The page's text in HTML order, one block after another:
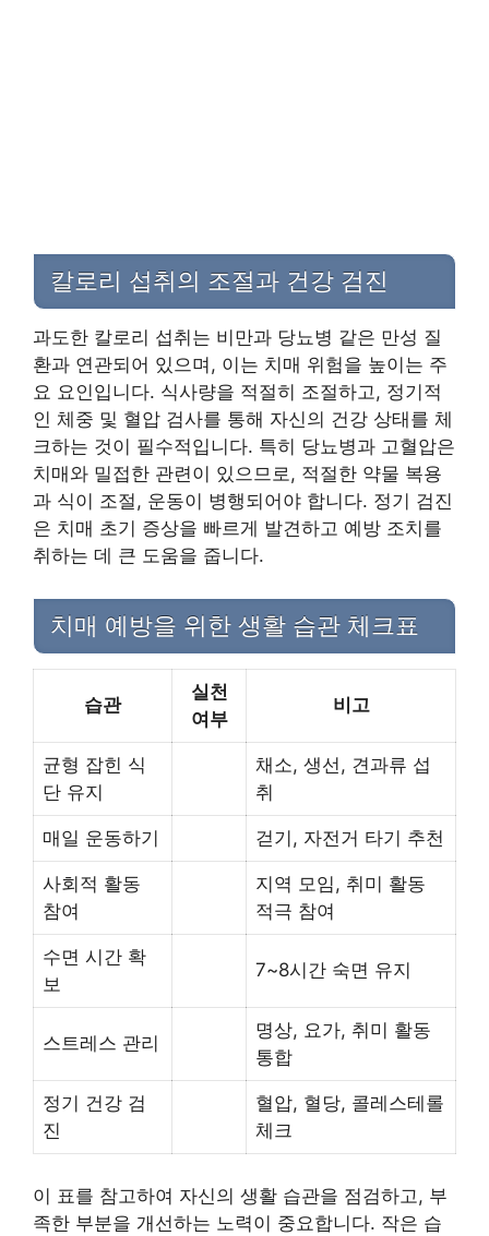
칼로리 섭취의 조절과 건강 검진
과도한 칼로리 섭취는 비만과 당뇨병 같은 만성 질
환과 연관되어 있으며, 이는 치매 위험을 높이는 주
요 요인입니다. 식사량을 적절히 조절하고, 정기적
인 체중 및 혈압 검사를 통해 자신의 건강 상태를 체
크하는 것이 필수적입니다. 특히 당뇨병과 고혈압은
치매와 밀접한 관련이 있으므로, 적절한 약물 복용
과 식이 조절, 운동이 병행되어야 합니다. 정기 검진
은 치매 초기 증상을 빠르게 발견하고 예방 조치를
취하는 데 큰 도움을 줍니다.
치매 예방을 위한 생활 습관 체크표
습관
실천
여부
비고
균형 잡힌 식
단 유지
채소, 생선, 견과류 섭
취
매일 운동하기 걷기, 자전거 타기 추천
사회적 활동
참여
지역 모임, 취미 활동
적극 참여
수면 시간 확
보
7~8시간 숙면 유지
스트레스 관리
명상, 요가, 취미 활동
통합
정기 건강 검
진
혈압, 혈당, 콜레스테롤
체크
이 표를 참고하여 자신의 생활 습관을 점검하고, 부
족한 부분을 개선하는 노력이 중요합니다. 작은 습